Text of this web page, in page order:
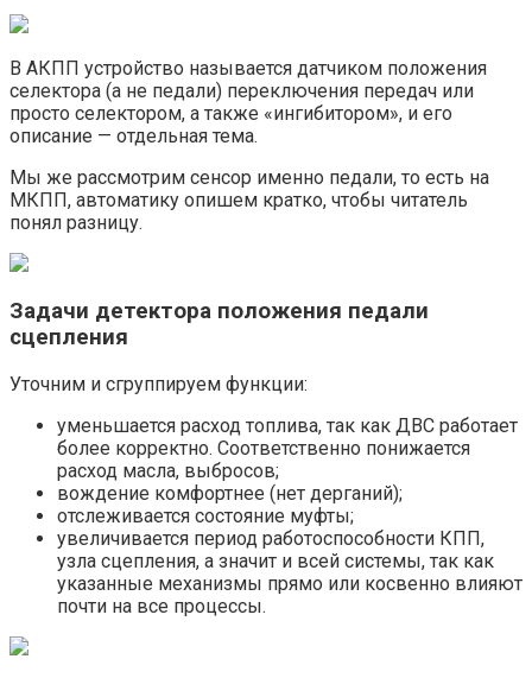
В АКПП устройство называется датчиком положения
селектора (а не педали) переключения передач или
просто селектором, а также «ингибитором», и его
описание — отдельная тема.
Мы же рассмотрим сенсор именно педали, то есть на
МКПП, автоматику опишем кратко, чтобы читатель
понял разницу.
Задачи детектора положения педали
сцепления
Уточним и сгруппируем функции:
уменьшается расход топлива, так как ДВС работает
более корректно. Соответственно понижается
расход масла, выбросов;
вождение комфортнее (нет дерганий);
отслеживается состояние муфты;
увеличивается период работоспособности КПП,
узла сцепления, а значит и всей системы, так как
указанные механизмы прямо или косвенно влияют
почти на все процессы.